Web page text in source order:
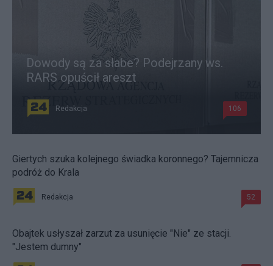
Dowody są za słabe? Podejrzany ws.
RARS opuścił areszt
Redakcja 106
Giertych szuka kolejnego świadka koronnego? Tajemnicza
podróż do Krala
Redakcja 52
Obajtek usłyszał zarzut za usunięcie "Nie" ze stacji.
"Jestem dumny"